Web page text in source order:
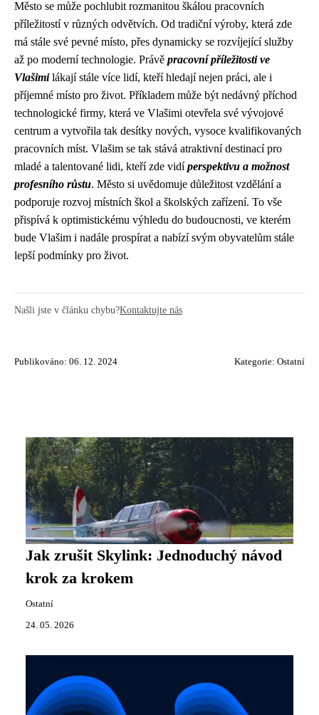
Město se může pochlubit rozmanitou škálou pracovních
příležitostí v různých odvětvích. Od tradiční výroby, která zde
má stále své pevné místo, přes dynamicky se rozvíjející služby
až po moderní technologie. Právě pracovní příležitosti ve
Vlašimilákají stále více lidí, kteří hledají nejen práci, ale i
příjemné místo pro život. Příkladem může být nedávný příchod
technologické firmy, která ve Vlašimi otevřela své vývojové
centrum a vytvořila tak desítky nových, vysoce kvalifikovaných
pracovních míst. Vlašim se tak stává atraktivní destinací pro
mladé a talentované lidi, kteří zde vidíperspektivu a možnost
profesního růstu. Město si uvědomuje důležitost vzdělání a
podporuje rozvoj místních škol a školských zařízení. To vše
přispívá k optimistickému výhledu do budoucnosti, ve kterém
bude Vlašim i nadále prospírat a nabízí svým obyvatelům stále
lepší podmínky pro život.
Našli jste v článku chybu?Kontaktujte nás
Publikováno: 06. 12. 2024 Kategorie: Ostatní
Jak zrušit Skylink: Jednoduchý návod
krok za krokem
Ostatní
24. 05. 2026